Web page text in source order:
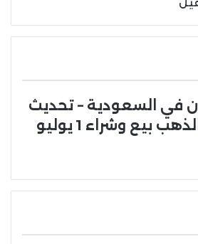
في السعودية – تحديث
لحظي لأسعار الذهب بيع وشراء 1 يوليو